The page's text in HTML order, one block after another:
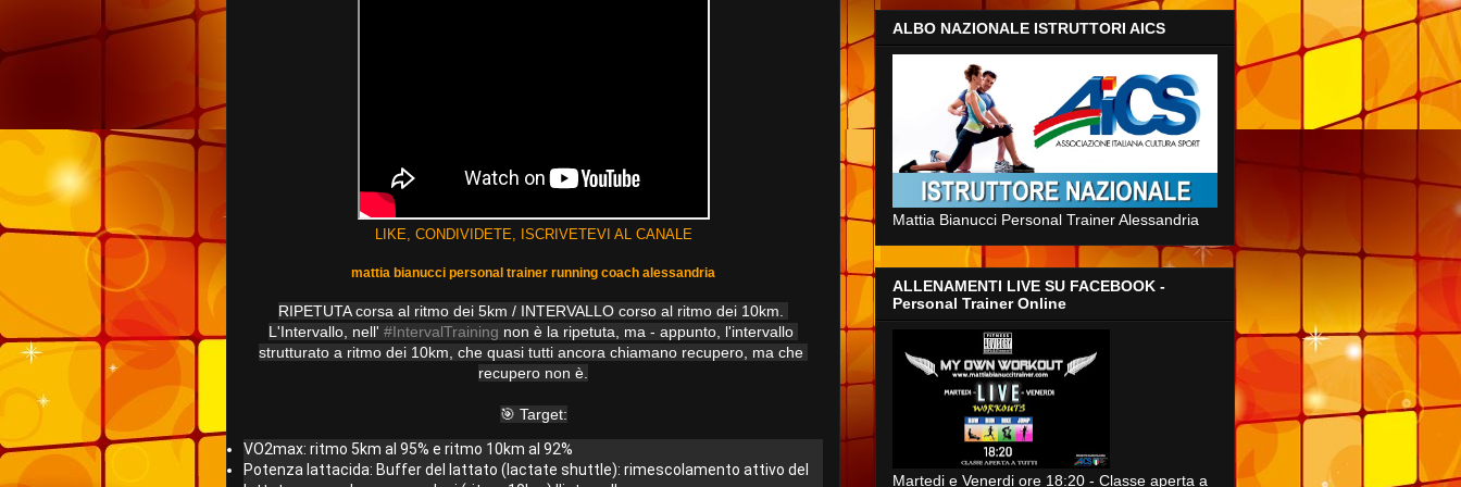
LIKE, CONDIVIDETE, ISCRIVETEVI AL CANALE
mattia bianucci personal trainer running coach alessandria
RIPETUTA corsa al ritmo dei 5km / INTERVALLO corso al ritmo dei 10km.
L'Intervallo, nell' #IntervalTraining non è la ripetuta, ma - appunto, l'intervallo
strutturato a ritmo dei 10km, che quasi tutti ancora chiamano recupero, ma che
recupero non è.
Potenza lattacida: Buffer del lattato (lactate shuttle): rimescolamento attivo del
ALBO NAZIONALE ISTRUTTORI AICS
Mattia Bianucci Personal Trainer Alessandria
ALLENAMENTI LIVE SU FACEBOOK -
Personal Trainer Online
Martedi e Venerdi ore 18:20 - Classe aperta a